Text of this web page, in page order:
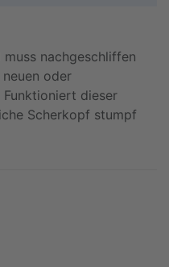
nachgeschliffen
oder
dieser
Scherkopf stumpf